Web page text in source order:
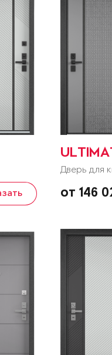
Дверь для
от 146